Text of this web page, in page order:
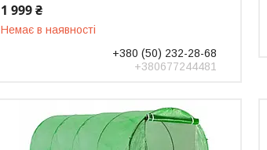
1 999 ₴
Немає в наявності
+380 (50) 232-28-68
+380677244481